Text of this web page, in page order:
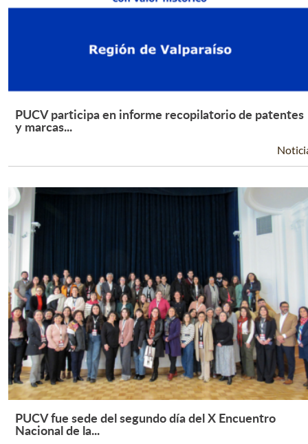
Leer Más +
PUCV participa en informe recopilatorio de patentes
y marcas...
Leer Más +
PUCV fue sede del segundo día del X Encuentro
Nacional de la...